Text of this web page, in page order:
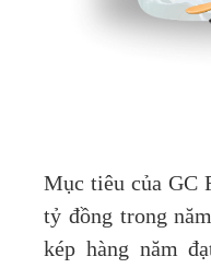
Mục tiêu của GC
tỷ đồng trong
kép hàng năm